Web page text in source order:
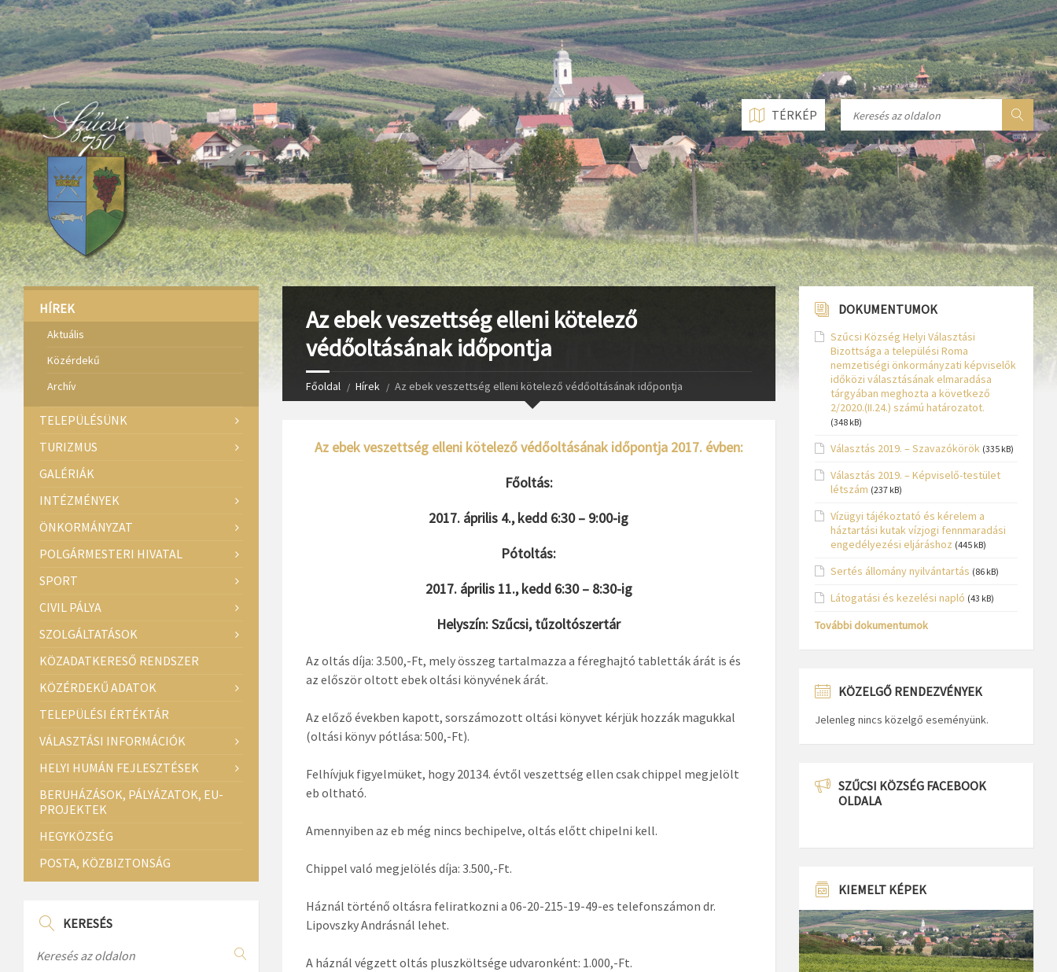
Deprecated: Function create_function() is deprecated in/home/fastvisi/szucsi.hu/wp-content/themes/townpress/functions.phpon line237
Deprecated: Function create_function() is deprecated in/home/fastvisi/szucsi.hu/wp-content/themes/townpress/functions.phpon line282
Deprecated: Function create_function() is deprecated in/home/fastvisi/szucsi.hu/wp-content/themes/townpress/functions.phpon line284
TÉRKÉP
Az ebek veszettség elleni kötelező
védőoltásának időpontja
Főoldal Hírek Az ebek veszettség elleni kötelező védőoltásának időpontja
Az ebek veszettség elleni kötelező védőoltásának időpontja 2017. évben:
Főoltás:
2017. április 4., kedd 6:30 – 9:00-ig
Pótoltás:
2017. április 11., kedd 6:30 – 8:30-ig
Helyszín: Szűcsi, tűzoltószertár
Az oltás díja: 3.500,-Ft, mely összeg tartalmazza a féreghajtó tabletták árát is és
az először oltott ebek oltási könyvének árát.
Az előző években kapott, sorszámozott oltási könyvet kérjük hozzák magukkal
(oltási könyv pótlása: 500,-Ft).
Felhívjuk figyelmüket, hogy 20134. évtől veszettség ellen csak chippel megjelölt
eb oltható.
Amennyiben az eb még nincs bechipelve, oltás előtt chipelni kell.
Chippel való megjelölés díja: 3.500,-Ft.
Háznál történő oltásra feliratkozni a 06-20-215-19-49-es telefonszámon dr.
Lipovszky Andrásnál lehet.
A háznál végzett oltás pluszköltsége udvaronként: 1.000,-Ft.
HÍREK
Aktuális
Közérdekű
Archív
TELEPÜLÉSÜNK
TURIZMUS
GALÉRIÁK
INTÉZMÉNYEK
ÖNKORMÁNYZAT
POLGÁRMESTERI HIVATAL
SPORT
CIVIL PÁLYA
SZOLGÁLTATÁSOK
KÖZADATKERESŐ RENDSZER
KÖZÉRDEKŰ ADATOK
TELEPÜLÉSI ÉRTÉKTÁR
VÁLASZTÁSI INFORMÁCIÓK
HELYI HUMÁN FEJLESZTÉSEK
BERUHÁZÁSOK, PÁLYÁZATOK, EU-
PROJEKTEK
HEGYKÖZSÉG
POSTA, KÖZBIZTONSÁG
KERESÉS
DOKUMENTUMOK
Szűcsi Község Helyi Választási
Bizottsága a települési Roma
nemzetiségi önkormányzati képviselők
időközi választásának elmaradása
tárgyában meghozta a következő
2/2020.(II.24.) számú határozatot.
(348 kB)
Választás 2019. – Szavazókörök (335 kB)
Választás 2019. – Képviselő-testület
létszám (237 kB)
Vízügyi tájékoztató és kérelem a
háztartási kutak vízjogi fennmaradási
engedélyezési eljáráshoz (445 kB)
Sertés állomány nyilvántartás (86 kB)
Látogatási és kezelési napló (43 kB)
További dokumentumok
KÖZELGŐ RENDEZVÉNYEK
Jelenleg nincs közelgő eseményünk.
SZŰCSI KÖZSÉG FACEBOOK
OLDALA
KIEMELT KÉPEK